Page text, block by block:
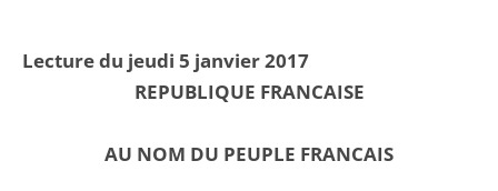
Lecture du jeudi 5 janvier 2017
REPUBLIQUE FRANCAISE
AU NOM DU PEUPLE FRANCAIS